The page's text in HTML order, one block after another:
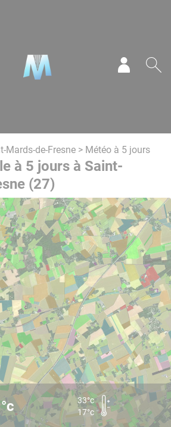
Mards-de-Fresne > Météo à 5 jours
à 5 jours à Saint-
(27)
33°c
17°c